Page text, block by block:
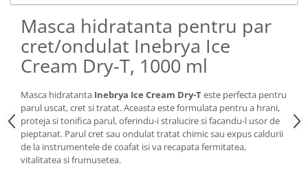
Masca hidratanta pentru par
cret/ondulat Inebrya Ice
Cream Dry-T, 1000 ml
Masca hidratanta Inebrya Ice Cream Dry-Teste perfecta pentru
parul uscat, cret si tratat. Aceasta este formulata pentru a hrani,
proteja si tonifica parul, oferindu-i stralucire si facandu-l usor de
pieptanat. Parul cret sau ondulat tratat chimic sau expus caldurii
de la instrumentele de coafat isi va recapata fermitatea,
vitalitatea si frumusetea.